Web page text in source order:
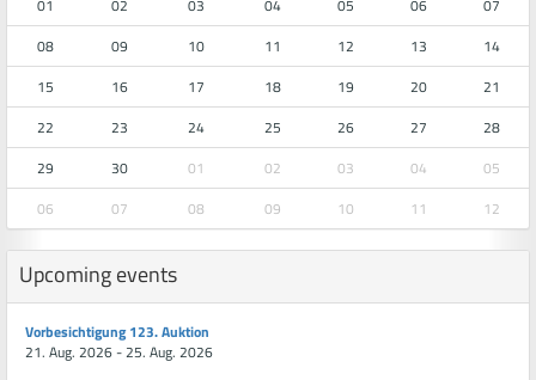
01
02 03 04 05 06
07
08
09 10 11 12 13
14
15
16 17 18 19 20
21
22
23 24 25 26 27
28
29
30 01 02 03 04
05
06
07 08 09 10 11 12
Upcoming events
Vorbesichtigung 123. Auktion
21. Aug. 2026 - 25. Aug. 2026